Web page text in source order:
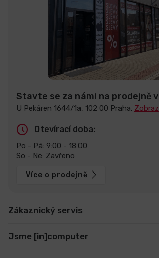
Stavte se za námi na prodejně
U Pekáren 1644/1a, 102 00 Praha.
Otevírací doba:
Po - Pá: 9:00 - 18:00
So - Ne: Zavřeno
Více o prodejně
Zákaznický servis
Jsme [in]computer